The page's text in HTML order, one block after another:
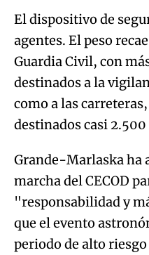
El dispositivo de
agentes. El peso
Guardia Civil, con
destinados a la
como a las
destinados casi
Grande-Marlaska ha
marcha del CECOD
"responsabilidad y
que el evento
periodo de alto